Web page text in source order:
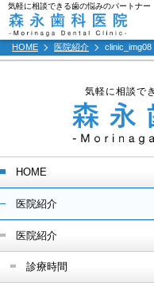
気軽に相談できる歯の悩みのパートナー
HOME 医院紹介 clinic_img08
気軽に相談で
HOME
医院紹介
医院紹介
診療時間